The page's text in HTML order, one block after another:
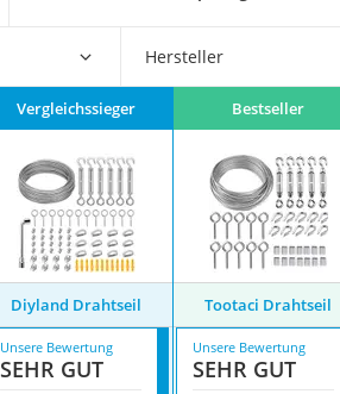
Duschpaneel
Höhenverstellbarer
Matratze 90 x 200
Service
Hersteller
Vergleichssieger Bestseller
Diyland Drahtseil Tootaci Drahtseil
Unsere Bewertung
SEHR GUT
Unsere Bewertung
SEHR GUT